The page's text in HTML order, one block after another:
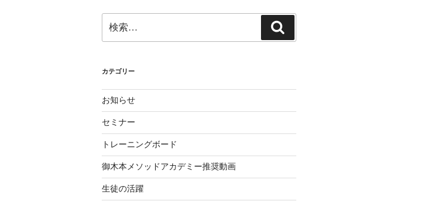
索:
索
カテゴリー
お知らせ
セミナー
トレーニングボード
御木本メソッドアカデミー推奨動画
生徒の活躍